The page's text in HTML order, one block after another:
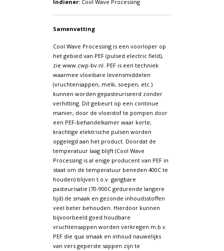
Indiener:Cool Wave Processing
Samenvatting
Cool Wave Processing is een voorloper op
het gebied van PEF (pulsed electric field),
zie www.cwp-bv.nl. PEF is een techniek
waarmee vloeibare levensmiddelen
(vruchtensappen, melk, soepen, etc.)
kunnen worden gepasteuriseerd zonder
verhitting. Dit gebeurt op een continue
manier, door de vloeistof te pompen door
een PEF-behandelkamer waar korte,
krachtige elektrische pulsen worden
opgelegd aan het product. Doordat de
temperatuur laag blijft (Cool Wave
Processing is al enige producent van PEF in
staat om de temperatuur beneden 400C te
houden) blijven t.o.v. gangbare
pasteurisatie (70-900C gedurende langere
tijd) de smaak en gezonde inhoudsstoffen
veel beter behouden. Hierdoor kunnen
bijvoorbeeld goed houdbare
vruchtensappen worden verkregen m.b.v.
PEF die qua smaak en inhoud nauwelijks
van vers geperste sappen zijn te